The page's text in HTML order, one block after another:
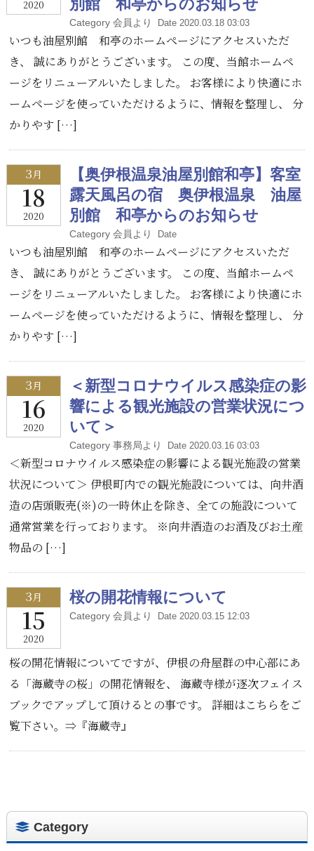
2020
別館 和亭からのお知らせ
Category 会員より Date 2020.03.18 03:03
いつも油屋別館 和亭のホームページにアクセスいただ
き、 誠にありがとうございます。 この度、当館ホームペ
ージをリニューアルいたしました。 お客様により快適にホ
ームページを使っていただけるように、情報を整理し、 分
かりやす […]
3月
18
2020
【奥伊根温泉油屋別館和亭】客室
露天風呂の宿 奥伊根温泉 油屋
別館 和亭からのお知らせ
Category 会員より Date
いつも油屋別館 和亭のホームページにアクセスいただ
き、 誠にありがとうございます。 この度、当館ホームペ
ージをリニューアルいたしました。 お客様により快適にホ
ームページを使っていただけるように、情報を整理し、 分
かりやす […]
3月
16
2020
＜新型コロナウイルス感染症の影
響による観光施設の営業状況につ
いて＞
Category 事務局より Date 2020.03.16 03:03
＜新型コロナウイルス感染症の影響による観光施設の営業
状況について＞ 伊根町内での観光施設については、向井酒
造の店頭販売(※)の一時休止を除き、全ての施設について
通常営業を行っております。 ※向井酒造のお酒及びお土産
物品の […]
3月
15
2020
桜の開花情報について
Category 会員より Date 2020.03.15 12:03
桜の開花情報についてですが、伊根の舟屋群の中心部にあ
る「海蔵寺の桜」の開花情報を、 海蔵寺様が逐次フェイス
ブックでアップして頂けるとの事です。 詳細はこちらをご
覧下さい。⇒『海蔵寺』
Category